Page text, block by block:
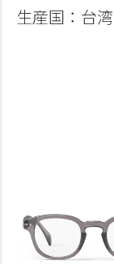
生産国：台湾